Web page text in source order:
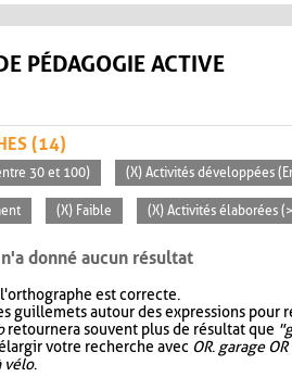
PÉDAGOGIE ACTIVE
(14)
30 et 100) (X) Activités développées
(X) Faible (X) Activités élaborées
donné aucun résultat
est correcte.
guillemets autour des expressions pour
retournera souvent plus de résultat que
votre recherche avec OR. garage
vélo.